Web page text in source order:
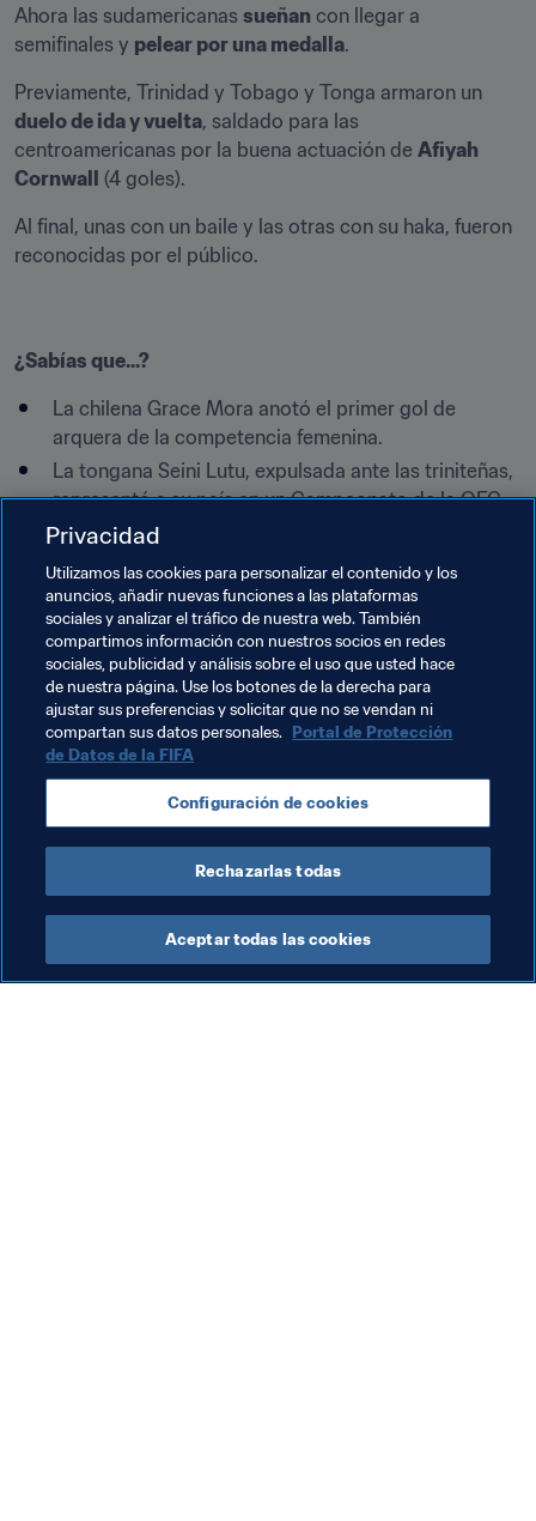
Ahora las sudamericanas sueñan con llegar a
semifinales y pelear por una medalla.
duelo de ida y vuelta, saldado para las
centroamericanas por la buena actuación de Afiyah
Cornwall
(4 goles).
Al final, unas con un baile y las otras con su haka, fueron
reconocidas por el público.
¿Sabías que...?
La chilena Grace Mora anotó el primer gol de
arquera de la competencia femenina.
La tongana Seini Lutu, expulsada ante las triniteñas,
representó a su país en un Campeonato de la OFC
Sub-20 de fútbol 11 con apenas 13 años.
Próximos partidos
11 de octubre
Japón – República Dominicana, Grupo D, Tecnópolis
Tonga - España, Grupo C, Tecnópolis
España y Japón parten como amplios favoritos para
quedarse con la victoria en sus duelos de este jueves. En
caso de cumplir con los pronósticos, ambos quedarían
con un pie en las semifinales en sus respectivas zonas.
Documentos Relacionados
Privacidad
Utilizamos las cookies para personalizar el contenido y los
anuncios, añadir nuevas funciones a las plataformas
sociales y analizar el tráfico de nuestra web. También
compartimos información con nuestros socios en redes
sociales, publicidad y análisis sobre el uso que usted hace
de nuestra página. Use los botones de la derecha para
ajustar sus preferencias y solicitar que no se vendan ni
compartan sus datos personales. Portal de Protección
de Datos de la FIFA
Configuración de cookies
Rechazarlas todas
Aceptar todas las cookies